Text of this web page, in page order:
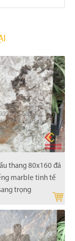
thang 80x160 đá
marble tinh tế
trọng